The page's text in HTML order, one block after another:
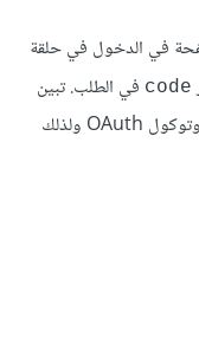
في الدخول في حلقة
code في الطلب. تبين
لي بعدها أن تويتر يستخدم النسخة 1.0 من بروتوكول OAuth ولذلك